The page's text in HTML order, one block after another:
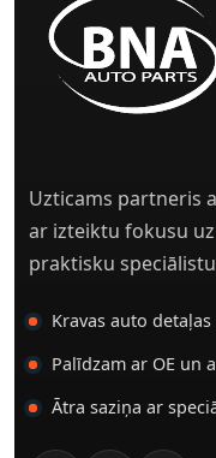
Uzticams partneris
ar izteiktu fokusu
praktisku
Kravas auto
Palīdzam ar OE un
Ātra saziņa ar